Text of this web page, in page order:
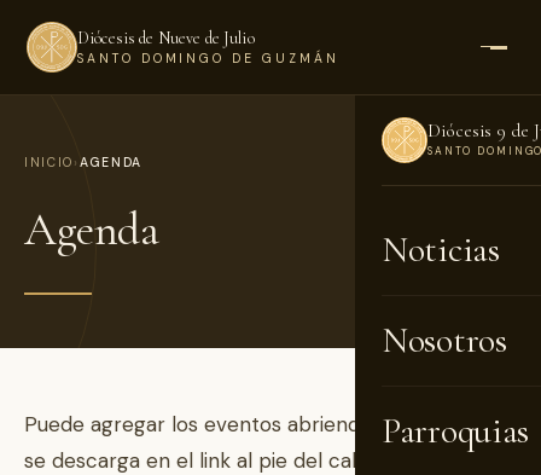
Diócesis de Nueve de Julio
SANTO DOMINGO DE GUZMÁN
Diócesis 9 de
SANTO
Noticias
Nosotros
Parroquias
INICIO › AGENDA
Agenda
Puede agregar los eventos abriendo el archivo que
se descarga en el link al pie del calendario o